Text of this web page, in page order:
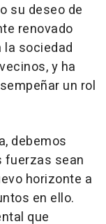
su deseo de
renovado
la sociedad
y ha
un rol
debemos
fuerzas sean
horizonte a
en ello.
que